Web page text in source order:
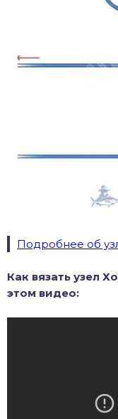
Подробнее об
Как вязать узел
этом видео: